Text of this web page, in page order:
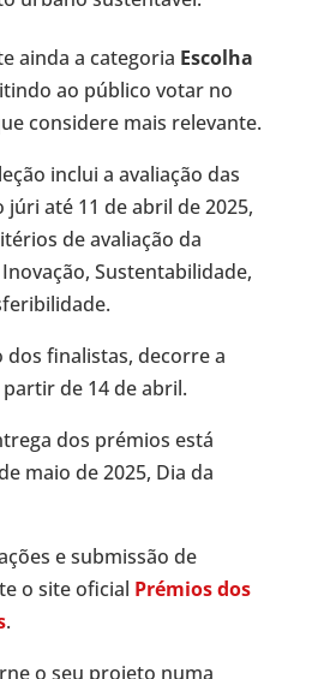
ainda a categoria Escolha
ao público votar no
considere mais relevante.
inclui a avaliação das
até 11 de abril de 2025,
de avaliação da
Sustentabilidade,
dos finalistas, decorre a
de 14 de abril.
dos prémios está
maio de 2025, Dia da
e submissão de
o site oficial Prémios dos
.
o seu projeto numa